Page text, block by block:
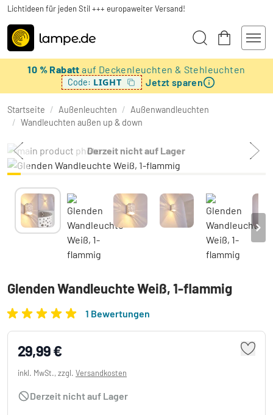
Lichtideen für jeden Stil +++ europaweiter Versand!
10 % Rabattauf Deckenleuchten & Stehleuchten
Code: LIGHT Jetzt sparen
Startseite / Außenleuchten / Außenwandleuchten
/ Wandleuchten außen up & down
Derzeit nicht auf Lager
Glenden Wandleuchte Weiß, 1-flammig
1 Bewertungen
29,99 €
inkl. MwSt., zzgl. Versandkosten
Derzeit nicht auf Lager